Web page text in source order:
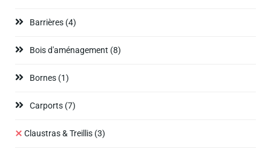
Barrières (4)
Bois d'aménagement (8)
Bornes (1)
Carports (7)
Claustras & Treillis (3)